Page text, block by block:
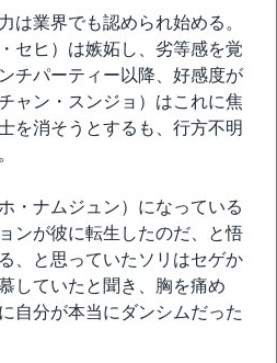
は業界でも認められ始める。
セヒ）は嫉妬し、劣等感を覚
チパーティー以降、好感度が
ャン・スンジョ）はこれに焦
を消そうとするも、行方不明
・ナムジュン）になっている
ンが彼に転生したのだ、と悟
、と思っていたソリはセゲか
していたと聞き、胸を痛め
自分が本当にダンシムだった